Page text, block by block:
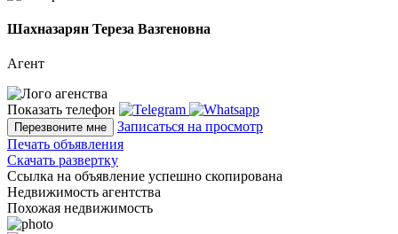
Шахназарян Тереза Вазгеновна
Агент
Показать телефон
Перезвоните мне
Записаться на просмотр
Печать объявления
Скачать развертку
Ссылка на объявление успешно скопирована
Недвижимость агентства
Похожая недвижимость